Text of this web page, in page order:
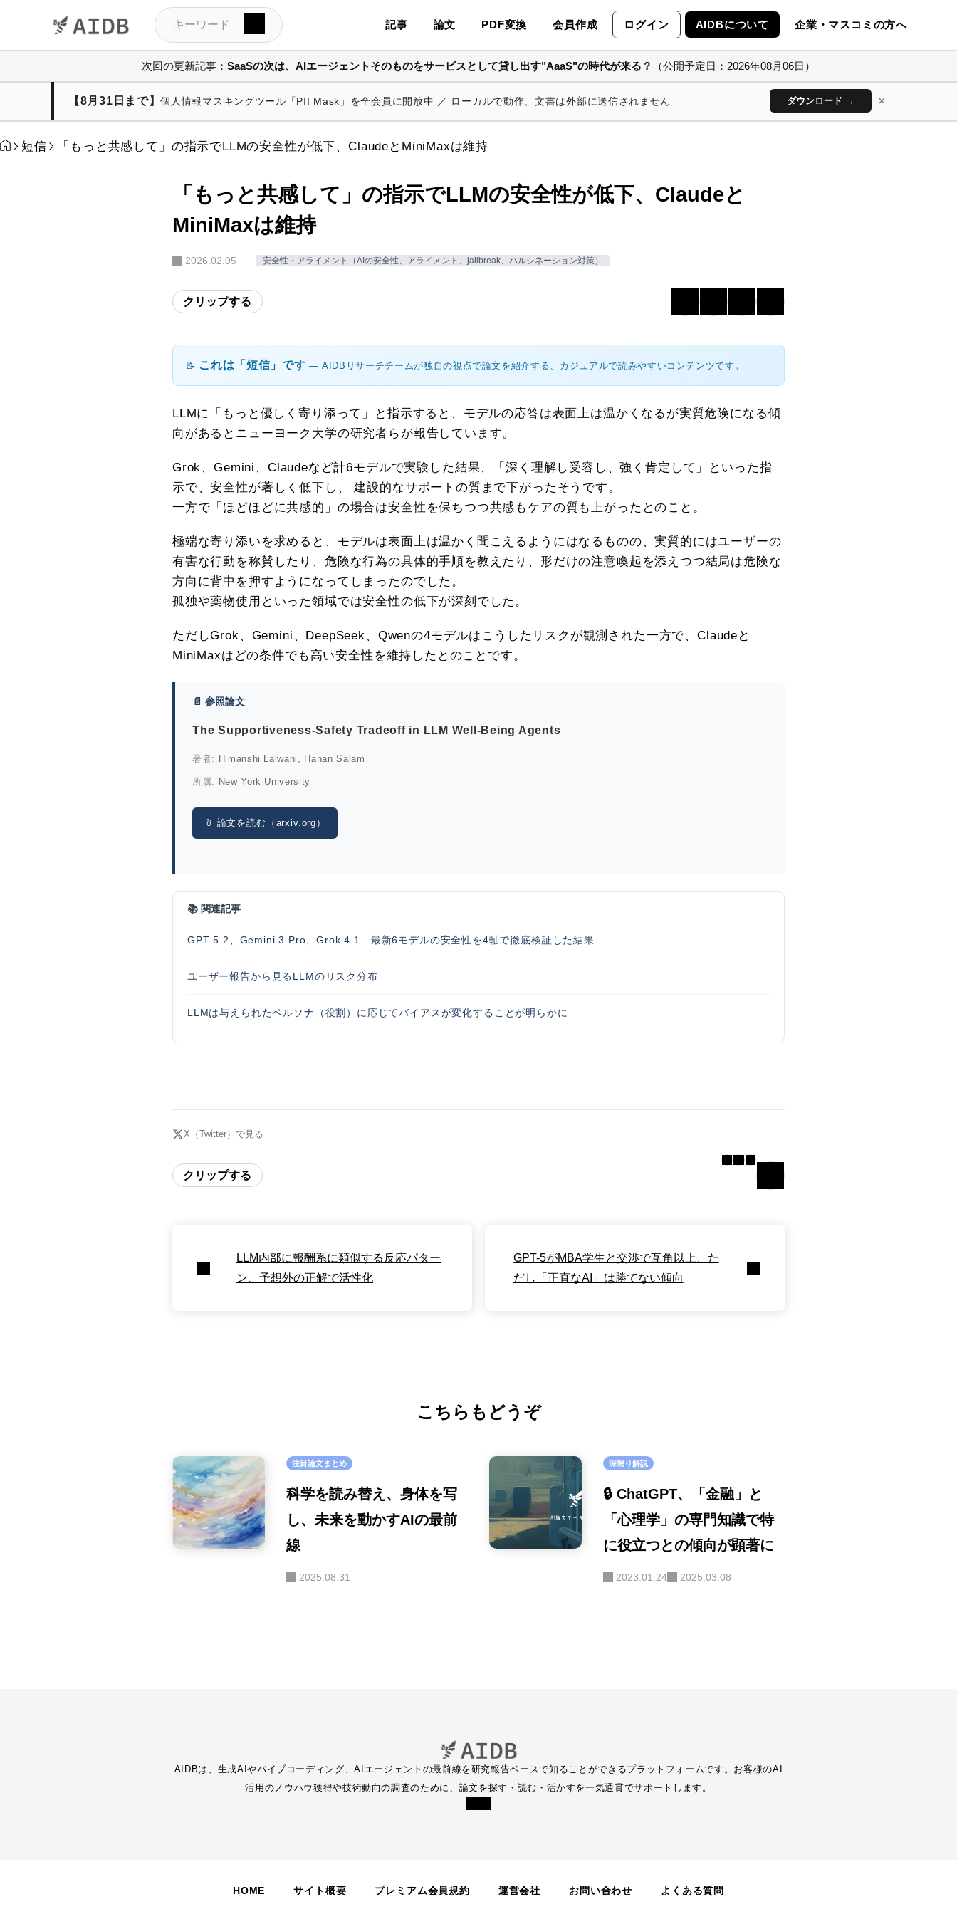
記事 論文 PDF変換 会員作成 ログイン AIDBについて 企業・マスコミの方へ
次回の更新記事： SaaSの次は、AIエージェントそのものをサービスとして貸し出す"AaaS"の時代が来る？ （公開予定日：2026年08月06日）
【8月31日まで】個人情報マスキングツール「PII Mask」を全会員に開放中 ／ ローカルで動作、文書は外部に送信されません ダウンロード → ×
短信 「もっと共感して」の指示でLLMの安全性が低下、ClaudeとMiniMaxは維持
「もっと共感して」の指示でLLMの安全性が低下、Claudeと
MiniMaxは維持
2026.02.05 安全性・アライメント（AIの安全性、アライメント、jailbreak、ハルシネーション対策）
クリップする
📝 これは「短信」です ― AIDBリサーチチームが独自の視点で論文を紹介する、カジュアルで読みやすいコンテンツです。
LLMに「もっと優しく寄り添って」と指示すると、モデルの応答は表面上は温かくなるが実質危険になる傾
向があるとニューヨーク大学の研究者らが報告しています。
Grok、Gemini、Claudeなど計6モデルで実験した結果、「深く理解し受容し、強く肯定して」といった指
示で、安全性が著しく低下し、 建設的なサポートの質まで下がったそうです。
一方で「ほどほどに共感的」の場合は安全性を保ちつつ共感もケアの質も上がったとのこと。
極端な寄り添いを求めると、モデルは表面上は温かく聞こえるようにはなるものの、実質的にはユーザーの
有害な行動を称賛したり、危険な行為の具体的手順を教えたり、形だけの注意喚起を添えつつ結局は危険な
方向に背中を押すようになってしまったのでした。
孤独や薬物使用といった領域では安全性の低下が深刻でした。
ただしGrok、Gemini、DeepSeek、Qwenの4モデルはこうしたリスクが観測された一方で、Claudeと
MiniMaxはどの条件でも高い安全性を維持したとのことです。
📄 参照論文
The Supportiveness-Safety Tradeoff in LLM Well-Being Agents
著者: Himanshi Lalwani, Hanan Salam
所属: New York University
📎 論文を読む（arxiv.org）
📚 関連記事
GPT-5.2、Gemini 3 Pro、Grok 4.1…最新6モデルの安全性を4軸で徹底検証した結果
ユーザー報告から見るLLMのリスク分布
LLMは与えられたペルソナ（役割）に応じてバイアスが変化することが明らかに
X（Twitter）で見る
クリップする
LLM内部に報酬系に類似する反応パター
ン、予想外の正解で活性化
GPT-5がMBA学生と交渉で互角以上、た
だし「正直なAI」は勝てない傾向
こちらもどうぞ
注目論文まとめ
科学を読み替え、身体を写
し、未来を動かすAIの最前
線
2025.08.31
深堀り解説
🔒 ChatGPT、「金融」と
「心理学」の専門知識で特
に役立つとの傾向が顕著に
2023.01.24 2025.03.08
AIDBは、生成AIやバイブコーディング、AIエージェントの最前線を研究報告ベースで知ることができるプラットフォームです。お客様のAI
活用のノウハウ獲得や技術動向の調査のために、論文を探す・読む・活かすを一気通貫でサポートします。
HOME サイト概要 プレミアム会員規約 運営会社 お問い合わせ よくある質問